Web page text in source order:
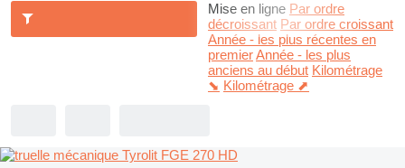
Mise en ligne Par ordre
décroissant Par ordre croissant
Année - les plus récentes en
premierAnnée - les plus
anciens au début Kilométrage
⬊ Kilométrage ⬈